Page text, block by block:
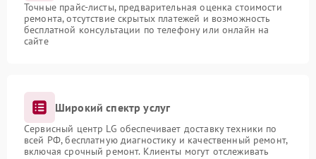
Точные прайс-листы, предварительная оценка стоимости
ремонта, отсутствие скрытых платежей и возможность
бесплатной консультации по телефону или онлайн на
сайте
Широкий спектр услуг
Сервисный центр LG обеспечивает доставку техники по
всей РФ, бесплатную диагностику и качественный ремонт,
включая срочный ремонт. Клиенты могут отслеживать